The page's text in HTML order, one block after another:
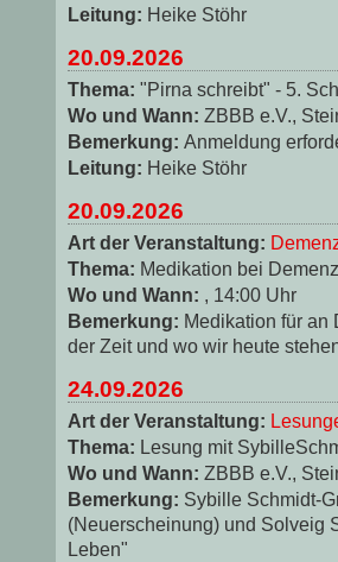
Leitung: Heike Stöhr
20.09.2026
Thema: "Pirna schreibt" - 5.
Wo und Wann: ZBBB e.V.,
Bemerkung: Anmeldung
Leitung: Heike Stöhr
20.09.2026
Art der Veranstaltung:
Thema: Medikation bei Demenz
Wo und Wann:
, 14:00 Uhr
Bemerkung: Medikation für an
der Zeit und wo wir heute
24.09.2026
Art der Veranstaltung:
Thema: Lesung mit
Wo und Wann: ZBBB e.V.,
Bemerkung: Sybille Schmidt-
(Neuerscheinung) und Solveig
Leben"